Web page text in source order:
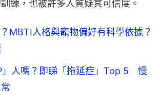
練，也被許多人質疑其可信度。
MBTI人格與寵物偏好有科學依據？
」人嗎？即睇「拖延症」Top 5 慢